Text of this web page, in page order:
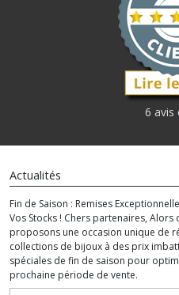
6 avis
Actualités
Fin de Saison : Remises
Vos Stocks ! Chers partenaires,
proposons une occasion unique de
collections de bijoux à des prix
spéciales de fin de saison pour
prochaine période de vente.